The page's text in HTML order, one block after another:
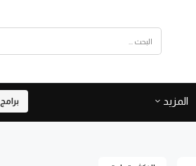
المزيد برامج